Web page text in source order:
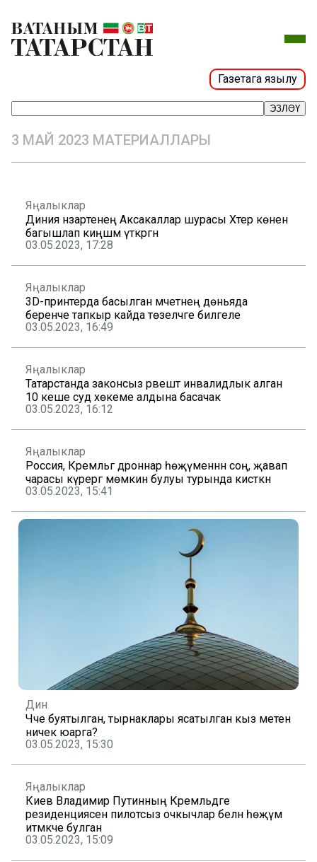
Газетага язылу
ЭЗЛӘҮ
3 МАЙ 2023 МАТЕРИАЛЛАРЫ
Яңалыклар
Диния нәзарәтенең Аксакаллар шурасы Хәтер көненә
багышлап киңәшмә үткәргән
03.05.2023, 17:28
Яңалыклар
3D-принтерда басылган мәчетнең дөньяда
беренче тапкыр кайда төзеләчәге билгеле
03.05.2023, 16:49
Яңалыклар
Татарстанда законсыз рәвештә инвалидлык алган
10 кеше суд хөкеме алдына басачак
03.05.2023, 16:12
Яңалыклар
Россия, Кремльгә дроннар һөҗүменнән соң, җавап
чарасы күрергә мөмкин булуы турында кисәткән
03.05.2023, 15:41
Дин
Чәче буятылган, тырнаклары ясатылган кыз мәетен
ничек юарга?
03.05.2023, 15:30
Яңалыклар
Киев Владимир Путинның Кремльдәге
резиденциясенә пилотсыз очкычлар белән һөҗүм
итмәкче булган
03.05.2023, 15:09